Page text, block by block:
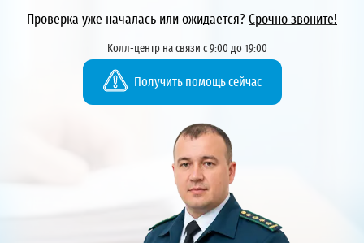
Проверка уже началась или ожидается? Срочно звоните!
Колл-центр на связи с 9:00 до 19:00
Получить помощь сейчас